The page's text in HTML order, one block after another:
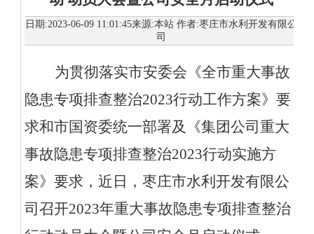
日期:2023-06-09 11:01:45来源:本站 作者:枣庄市水利开发有限公
司
为贯彻落实市安委会《全市重大事故
隐患专项排查整治2023行动工作方案》要
求和市国资委统一部署及《集团公司重大
事故隐患专项排查整治2023行动实施方
案》要求， 近 日，枣庄市水利开发有限公
司 召开2023年重大事故隐患专项排查整治